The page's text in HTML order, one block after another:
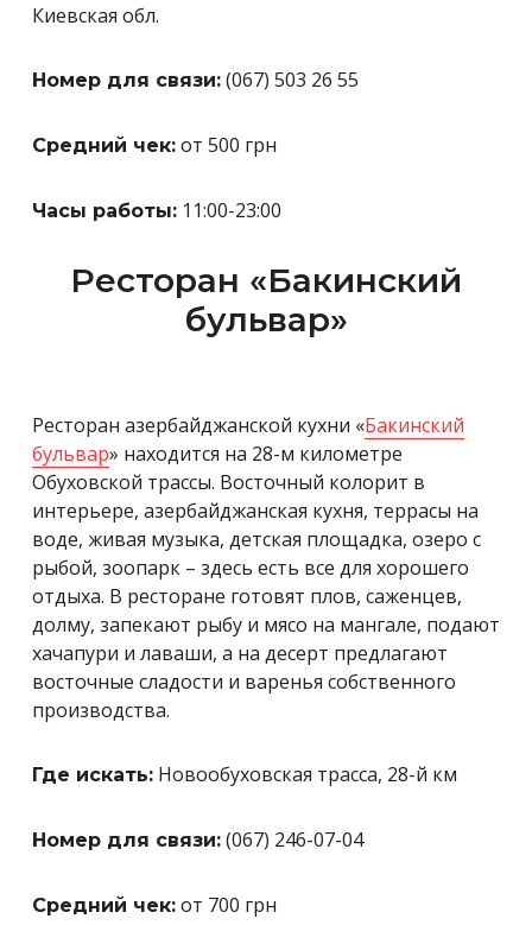
Киевская обл.
Номер для связи: (067) 503 26 55
Средний чек: от 500 грн
Часы работы: 11:00-23:00
Ресторан «Бакинский
бульвар»
Ресторан азербайджанской кухни «Бакинский
бульвар» находится на 28-м километре
Обуховской трассы. Восточный колорит в
интерьере, азербайджанская кухня, террасы на
воде, живая музыка, детская площадка, озеро с
рыбой, зоопарк – здесь есть все для хорошего
отдыха. В ресторане готовят плов, саженцев,
долму, запекают рыбу и мясо на мангале, подают
хачапури и лаваши, а на десерт предлагают
восточные сладости и варенья собственного
производства.
Где искать: Новообуховская трасса, 28-й км
Номер для связи: (067) 246-07-04
Средний чек: от 700 грн